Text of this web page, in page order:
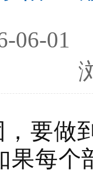
要做
果每